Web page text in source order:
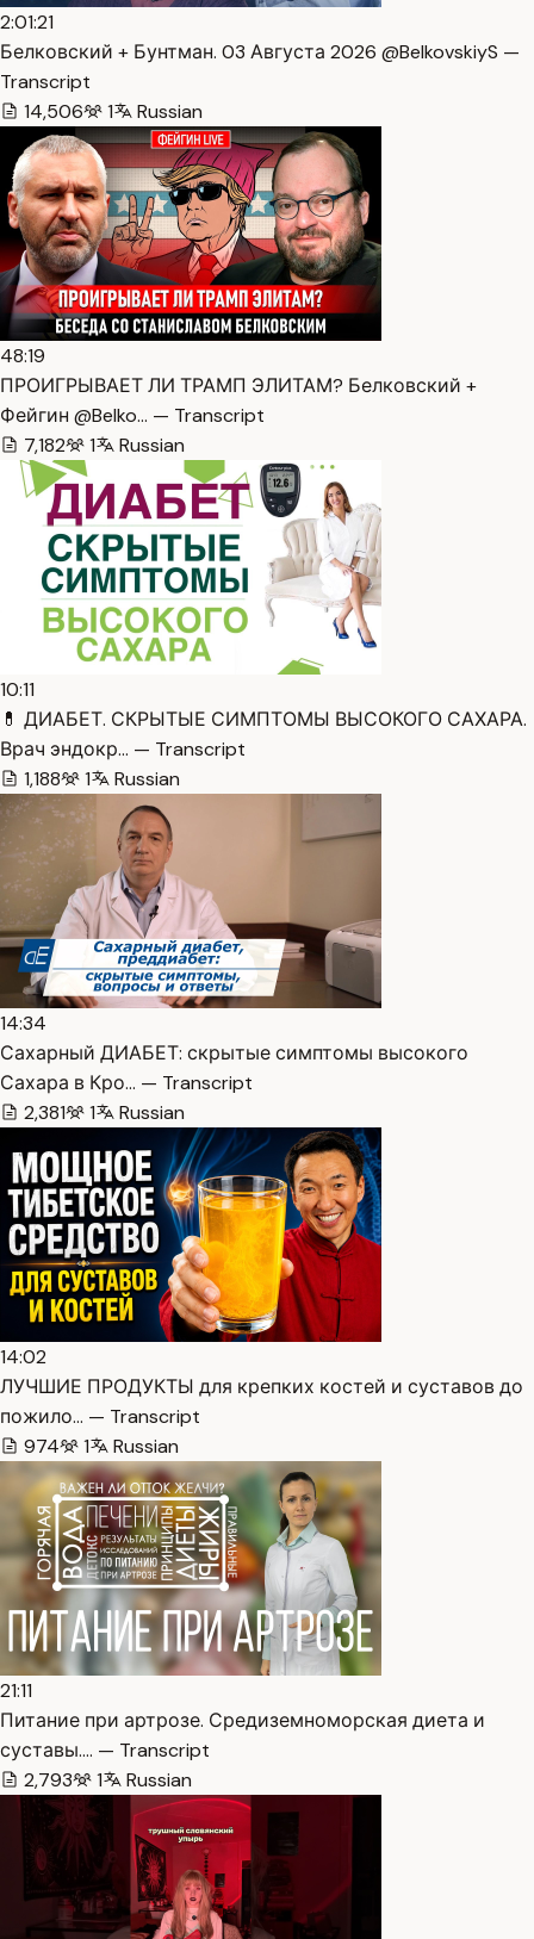
2:01:21
Белковский + Бунтман. 03 Августа 2026 @BelkovskiyS —
Transcript
14,506
1 Russian
48:19
ПРОИГРЫВАЕТ ЛИ ТРАМП ЭЛИТАМ? Белковский +
Фейгин @Belko… — Transcript
7,182
1 Russian
10:11
💊 ДИАБЕТ. СКРЫТЫЕ СИМПТОМЫ ВЫСОКОГО САХАРА.
Врач эндокр… — Transcript
1,188
1 Russian
14:34
Сахарный ДИАБЕТ: скрытые симптомы высокого
Сахара в Кро… — Transcript
2,381
1 Russian
14:02
ЛУЧШИЕ ПРОДУКТЫ для крепких костей и суставов до
пожило… — Transcript
974
1 Russian
21:11
Питание при артрозе. Средиземноморская диета и
суставы.… — Transcript
2,793
1 Russian